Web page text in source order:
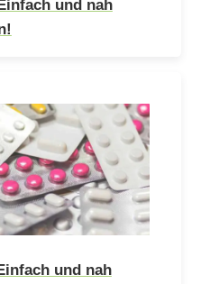
und nah
und nah